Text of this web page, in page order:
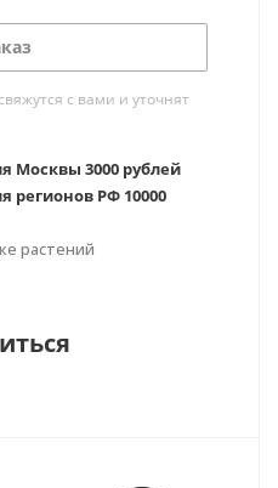
с вами и уточнят
Москвы 3000 рублей
регионов РФ 10000
растений